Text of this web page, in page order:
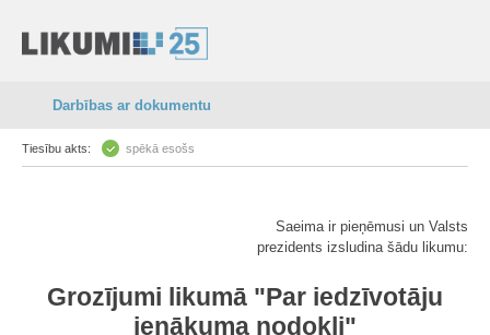
Darbības ar dokumentu
Tiesību akts: spēkā esošs
Saeima ir pieņēmusi un Valsts
prezidents izsludina šādu likumu:
Grozījumi likumā "Par iedzīvotāju
ienākuma nodokli"